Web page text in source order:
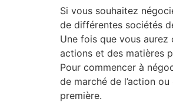
Si vous souhaitez
de différentes sociétés
Une fois que vous
actions et des matières
Pour commencer à
de marché de l’action
première.